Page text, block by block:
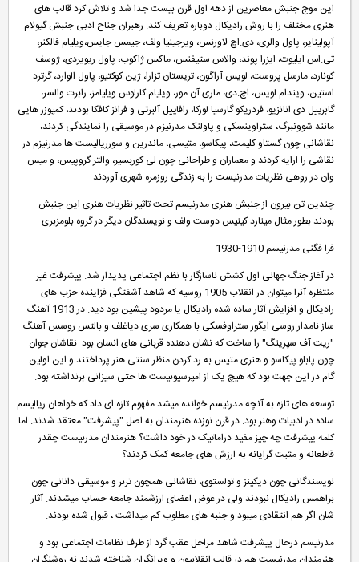
این موج جنبش معاصرین از دهه اول قرن بیست جدا شد و تلاش کرد قالب های
هنری مختلف را با روش رادیکال دوباره تعریف کند. رهبران جناح ادبی جنبش گیولام
آپولینایر، پاول والری، دی.اچ لاورنس، ویرجینیا ولف، جیمس جایس،ویلیام فالکنر،
تی.اس ایلیوت، ایزرا پوند، والاس ستیفنس، ماکس ژاکوب، پاول ریویردی، ژوسف
کونارد، مارسل پروست، لویس آراگون، تریستان تزارا، ژین کوکتیو، پاول الوارد، گرترد
استین، ویندام لویس، اچ.دی، ماری آن مور، ویلیام کارلوس ویلیامز، رابرت والسر،
گابرییل دی انانزیو، فردریکو گارسیا لورکا، رافاییل آلبرتی و فرانز کافکا بودند، کمپوزر هایی
مانند شوونبرگ، ستراوینسکی و پاولنک مدرنیزم در موسیقی را نمایندگی کردند،
نقاشانی چون گستاو کلیمت، پیکاسو، متیسی، ماندرین و سورریالیست ها مدرنیزم در
نقاشی را ارایه کردند و معماران و طراحانی چون لی کوربسیر، والتر گروپیس، و میس
وان در روهی نظریات مدرنیست را به زندگی روزمره شهری آوردند.
چندین تن بیرون از جنبش هنری مدرنیسم تحت تاثیر نظریات هنری این جنبش
بودند بطور مثال مینارد کینیس دوست ولف و نویسندگان دیگر در گروه بلومزبری.
فرا فگنی مدرنیسم 1910-1930
در آغاز جنگ جهانی اول کشش ناسازگار با نظم اجتماعی پدیدار شد. پیشرفت غیر
منتظره آنرا میتوان در انقلاب 1905 روسیه که شاهد آشفتگی فزاینده حزب های
رادیکال و افزایش آثار ساده شده رادیکال یا مردود پیشین بود دید. در 1913 آهنگ
ساز نامدار روسی ایگور ستراوفسکی با همکاری سری دیاغلف و بالتس روسس آهنگ
"ریت آف سپرینگ" را ساخت که نشان دهنده قربانی های انسان بود. نقاشان جوان
چون پابلو پیکاسو و هنری متیس به رد کردن منظر سنتی هنر پرداختند و این اولین
گام در این جهت بود که هیچ یک از امپرسیونیست ها حتی سیزانی برنداشته بود.
توسعه های تازه به آنچه مدرنیسم خوانده میشد مفهوم تازه ای داد که خواهان ریالیسم
ساده در ادبیات وهنر بود. در قرن نوزده هنرمندان به اصل "پیشرفت" معتقد شدند. اما
کلمه پیشرفت چه چیز مفید دراماتیک در خود داشت؟ هنرمندان مدرنیست چقدر
قاطعانه و مثبت گرایانه به ارزش های جامعه کمک کردند؟
نویسندگانی چون دیکینز و تولستوی، نقاشانی همچون ترنر و موسیقی دانانی چون
براهمس رادیکال نبودند ولی در عوض اعضای ارزشمند جامعه حساب میشدند. آثار
شان اگر هم انتقادی میبود و جنبه های مطلوب کم میداشت ، قبول شده بودند.
مدرنیسم درحال پیشرفت شاهد مراحل عقب گرد از طرف نظامات اجتماعی بود و